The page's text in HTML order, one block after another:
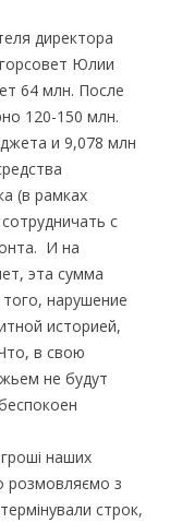
директора
Юлии
64 млн. После
120-150 млн.
и 9,078 млн
(в рамках
с
И на
эта сумма
нарушение
историей,
в свою
не будут
наших
розмовляємо з
строк,